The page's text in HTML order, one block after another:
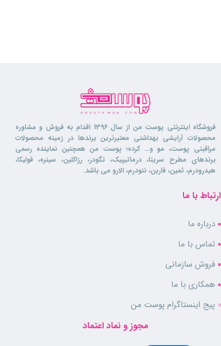
فروشگاه اینترنتی پوست من از سال 1396 اقدام به فروش و مشاوره
محصولات آرایشی بهداشتی معتبرترین برندها در زمینه محصولات
مراقبتی پوست، مو و… کرده؛ پوست من همچنین نماینده رسمی
برندهای مطرح سریتا، درماتیپیک، تگودر، رزاکلین، سینره، فولیکا،
هیدرودرم، ثمین، فاربن، نئودرم، الارو می باشد.
ارتباط با ما
درباره ما
تماس با ما
فروش سازمانی
همکاری با ما
پیج اینستاگرام پوست من
مجوز و نماد اعتماد